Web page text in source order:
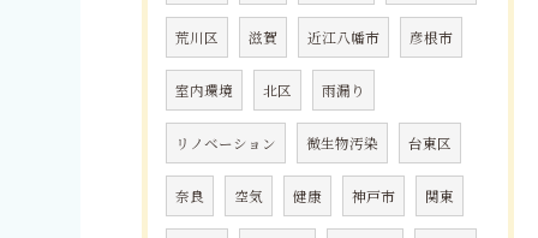
荒川区 滋賀 近江八幡市 彦根市
室内環境 北区 雨漏り
リノベーション 微生物汚染 台東区
奈良 空気 健康 神戸市 関東